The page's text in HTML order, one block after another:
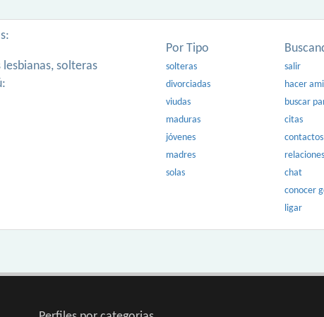
solteras
Por Tipo
solteras
divorciadas
viudas
maduras
jóvenes
madres
solas
salir
hacer
buscar
citas
contactos
relaciones
chat
conocer
ligar